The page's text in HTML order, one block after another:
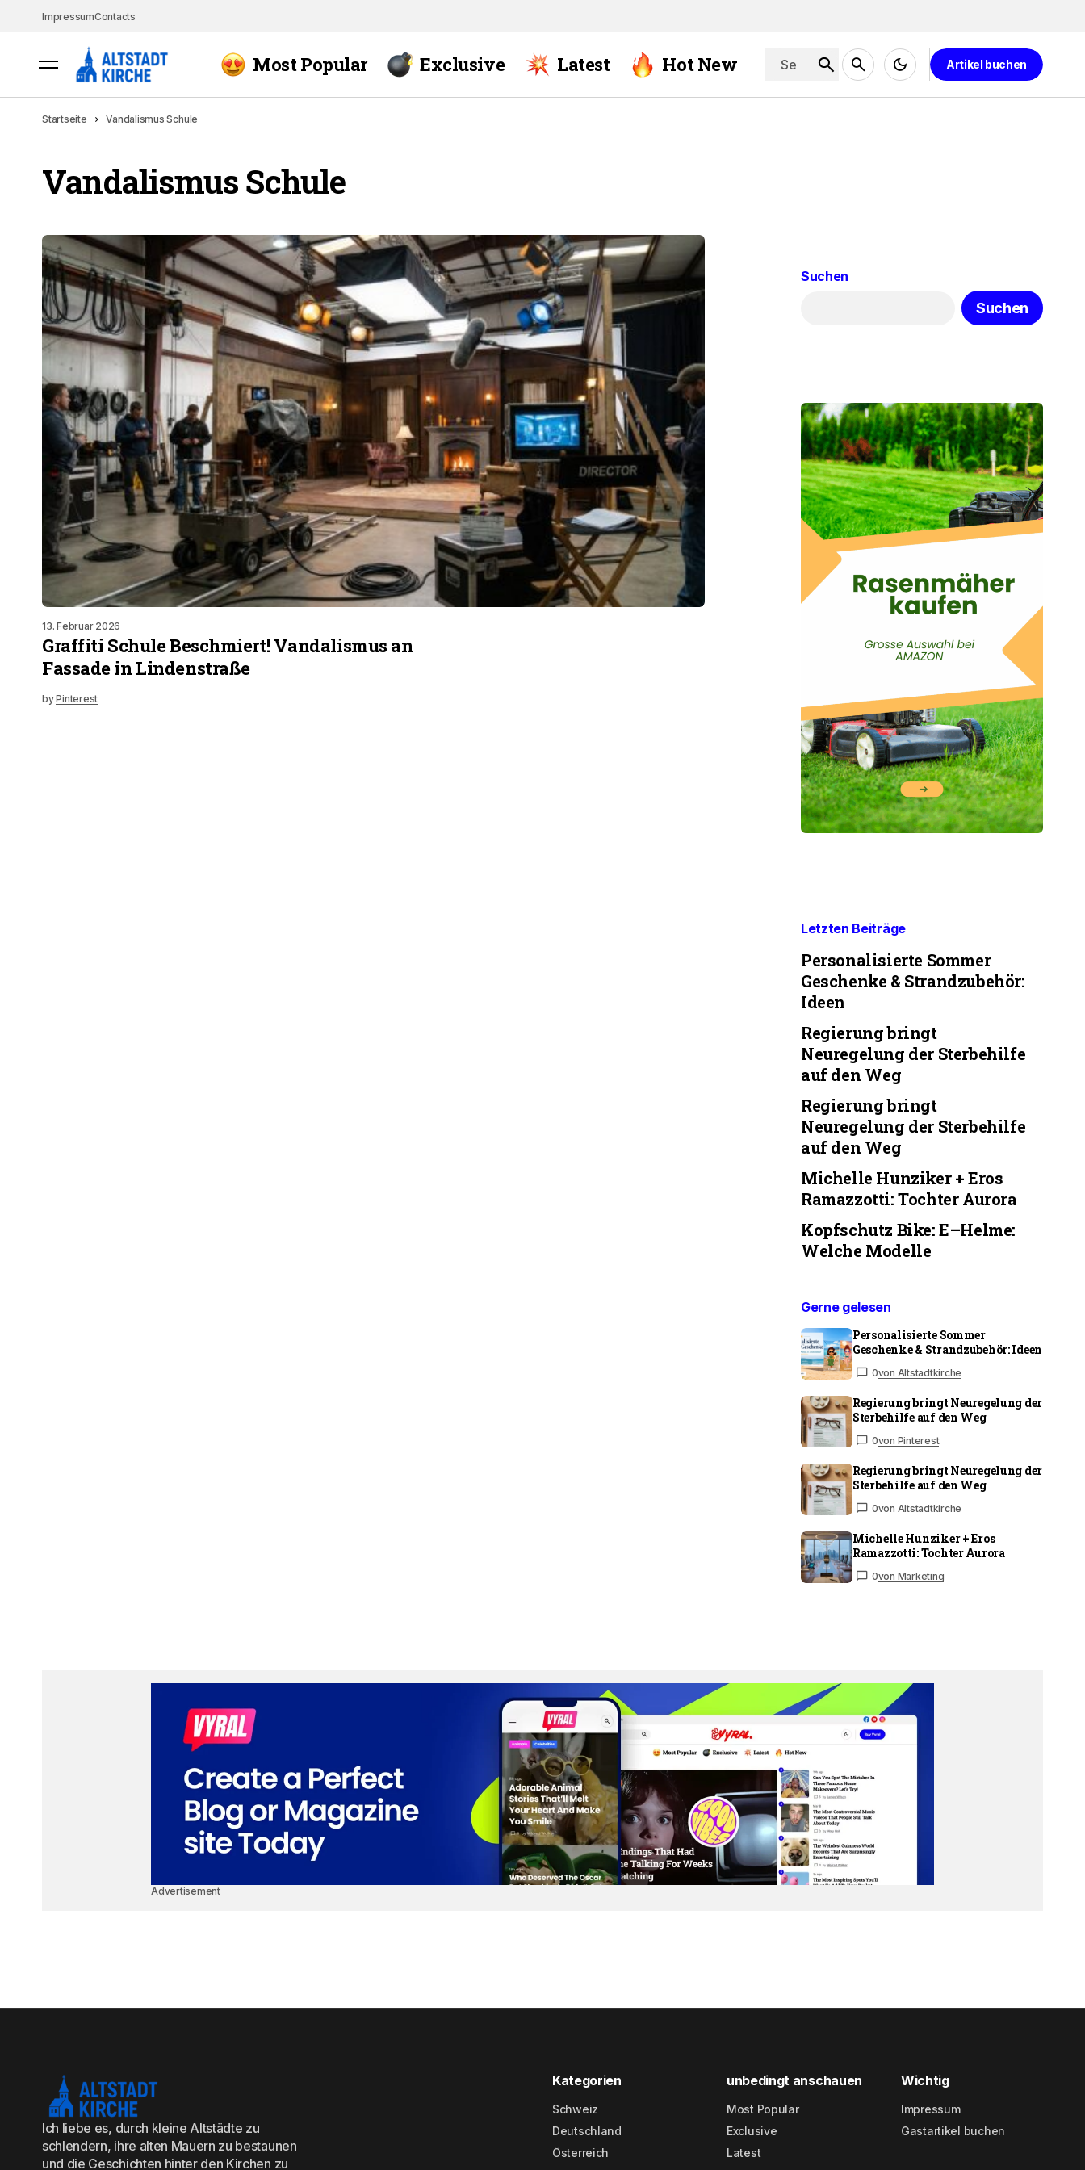
ImpressumContacts
Most Popular Exclusive Latest Hot New Artikel buchen
Startseite Vandalismus Schule
Vandalismus Schule
13. Februar 2026
Graffiti Schule Beschmiert! Vandalismus an
Fassade in Lindenstraße
byPinterest
Suchen
Suchen
Letzten Beiträge
Personalisierte Sommer
Geschenke & Strandzubehör:
Ideen
Regierung bringt
Neuregelung der Sterbehilfe
auf den Weg
Regierung bringt
Neuregelung der Sterbehilfe
auf den Weg
Michelle Hunziker + Eros
Ramazzotti: Tochter Aurora
Kopfschutz Bike: E–Helme:
Welche Modelle
Gerne gelesen
Personalisierte Sommer
Geschenke & Strandzubehör: Ideen
0von Altstadtkirche
Regierung bringt Neuregelung der
Sterbehilfe auf den Weg
0von Pinterest
Regierung bringt Neuregelung der
Sterbehilfe auf den Weg
0von Altstadtkirche
Michelle Hunziker + Eros
Ramazzotti: Tochter Aurora
0von Marketing
Advertisement
Ich liebe es, durch kleine Altstädte zu
schlendern, ihre alten Mauern zu bestaunen
und die Geschichten hinter den Kirchen zu
Kategorien
Schweiz
Deutschland
Österreich
unbedingt anschauen
Most Popular
Exclusive
Latest
Wichtig
Impressum
Gastartikel buchen